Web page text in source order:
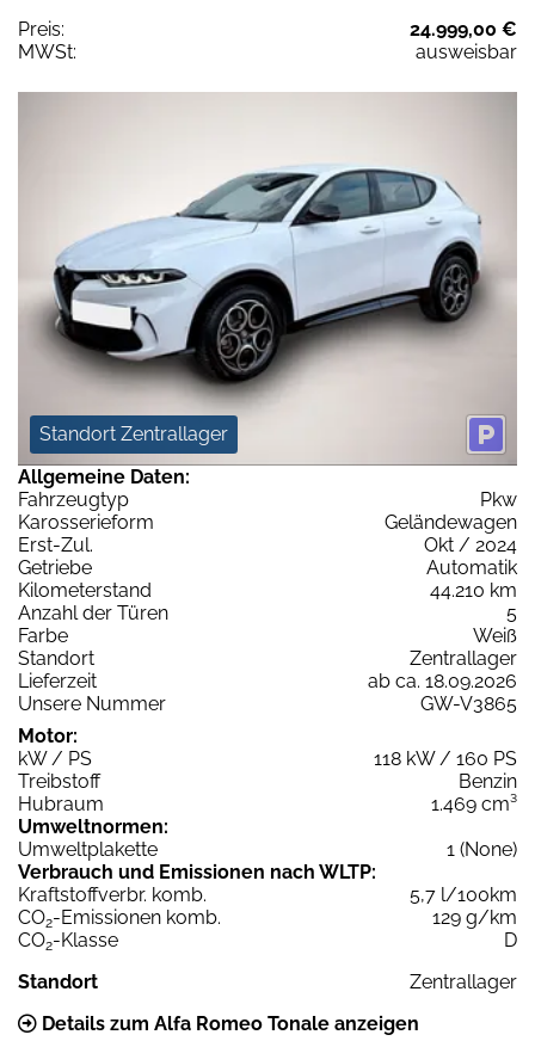
Preis:
24.999,00 €
MWSt:
ausweisbar
Standort Zentrallager
Allgemeine Daten:
Fahrzeugtyp
Pkw
Karosserieform
Geländewagen
Erst-Zul.
Okt / 2024
Getriebe
Automatik
Kilometerstand
44.210 km
Anzahl der Türen
5
Farbe
Weiß
Standort
Zentrallager
Lieferzeit
ab ca. 18.09.2026
Unsere Nummer
GW-V3865
Motor:
kW / PS
118 kW / 160 PS
Treibstoff
Benzin
Hubraum
1.469 cm³
Umweltnormen:
Umweltplakette
1 (None)
Verbrauch und Emissionen nach WLTP:
Kraftstoffverbr. komb.
5,7 l/100km
CO2-Emissionen komb.
129 g/km
CO2-Klasse
D
Standort
Zentrallager
Details zum Alfa Romeo Tonale anzeigen